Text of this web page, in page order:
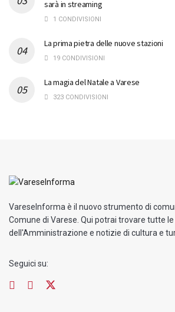
sarà in streaming
1 CONDIVISIONI
La prima pietra delle nuove stazioni
19 CONDIVISIONI
La magia del Natale a Varese
323 CONDIVISIONI
VareseInforma è il nuovo strumento di
Comune di Varese. Qui potrai trovare tutte
dell'Amministrazione e notizie di cultura e
Seguici su: